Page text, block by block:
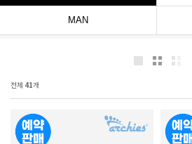
MAN
전체 41개